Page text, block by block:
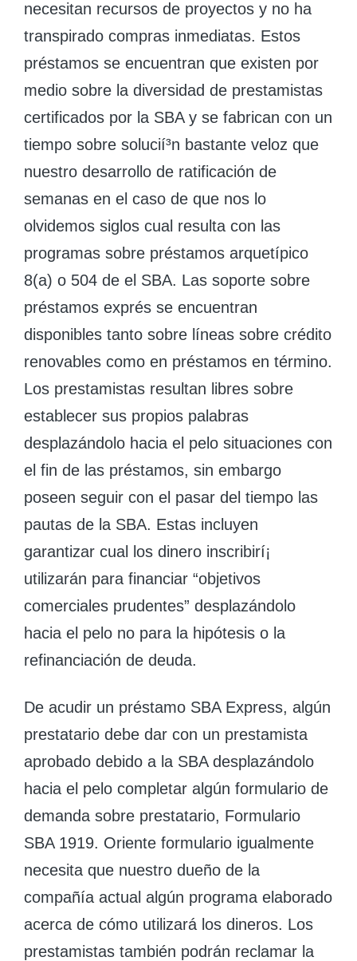
necesitan recursos de proyectos y no ha
transpirado compras inmediatas. Estos
préstamos se encuentran que existen por
medio sobre la diversidad de prestamistas
certificados por la SBA y se fabrican con un
tiempo sobre solucií³n bastante veloz que
nuestro desarrollo de ratificación de
semanas en el caso de que nos lo
olvidemos siglos cual resulta con las
programas sobre préstamos arquetípico
8(a) o 504 de el SBA. Las soporte sobre
préstamos exprés se encuentran
disponibles tanto sobre líneas sobre crédito
renovables como en préstamos en término.
Los prestamistas resultan libres sobre
establecer sus propios palabras
desplazándolo hacia el pelo situaciones con
el fin de las préstamos, sin embargo
poseen seguir con el pasar del tiempo las
pautas de la SBA. Estas incluyen
garantizar cual los dinero inscribirí¡
utilizarán para financiar “objetivos
comerciales prudentes” desplazándolo
hacia el pelo no para la hipótesis o la
refinanciación de deuda.
De acudir un préstamo SBA Express, algún
prestatario debe dar con un prestamista
aprobado debido a la SBA desplazándolo
hacia el pelo completar algún formulario de
demanda sobre prestatario, Formulario
SBA 1919. Oriente formulario igualmente
necesita que nuestro dueño de la
compañía actual algún programa elaborado
acerca de cómo utilizará los dineros. Los
prestamistas también podrán reclamar la